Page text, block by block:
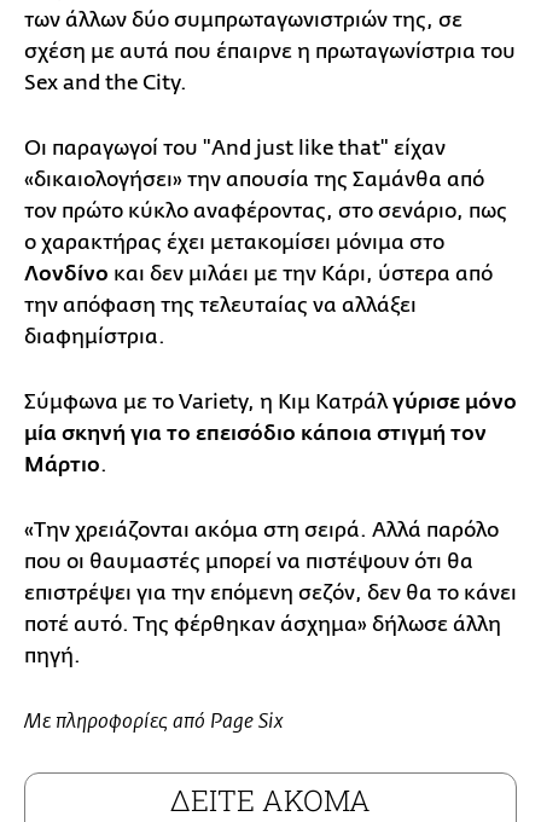
των άλλων δύο συμπρωταγωνιστριών της, σε
σχέση με αυτά που έπαιρνε η πρωταγωνίστρια του
Sex and the City.
Οι παραγωγοί του "And just like that" είχαν
«δικαιολογήσει» την απουσία της Σαμάνθα από
τον πρώτο κύκλο αναφέροντας, στο σενάριο, πως
ο χαρακτήρας έχει μετακομίσει μόνιμα στο
Λονδίνο και δεν μιλάει με την Κάρι, ύστερα από
την απόφαση της τελευταίας να αλλάξει
διαφημίστρια.
Σύμφωνα με το Variety, η Κιμ Κατράλγύρισε μόνο
μία σκηνή για το επεισόδιο κάποια στιγμή τον
Μάρτιο.
«Την χρειάζονται ακόμα στη σειρά. Αλλά παρόλο
που οι θαυμαστές μπορεί να πιστέψουν ότι θα
επιστρέψει για την επόμενη σεζόν, δεν θα το κάνει
ποτέ αυτό. Της φέρθηκαν άσχημα» δήλωσε άλλη
πηγή.
Με πληροφορίες από Page Six
ΔΕΙΤΕ ΑΚΟΜΑ